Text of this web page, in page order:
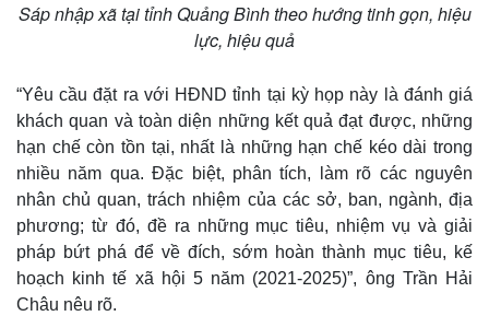
Bất động sản
Khởi nghiệp
Thị trường
Giá vàng
Tiêu dùng
Tỷ giá
Chứng khoán
Giá cà phê
Sáp nhập xã tại tỉnh Quảng Bình theo hướng tinh gọn, hiệu
lực, hiệu quả
“Yêu cầu đặt ra với HĐND tỉnh tại kỳ họp này là đánh giá
khách quan và toàn diện những kết quả đạt được, những
hạn chế còn tồn tại, nhất là những hạn chế kéo dài trong
nhiều năm qua. Đặc biệt, phân tích, làm rõ các nguyên
nhân chủ quan, trách nhiệm của các sở, ban, ngành, địa
phương; từ đó, đề ra những mục tiêu, nhiệm vụ và giải
pháp bứt phá để về đích, sớm hoàn thành mục tiêu, kế
hoạch kinh tế xã hội 5 năm (2021-2025)”, ông Trần Hải
Châu nêu rõ.